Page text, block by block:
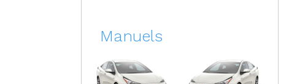
Manuels